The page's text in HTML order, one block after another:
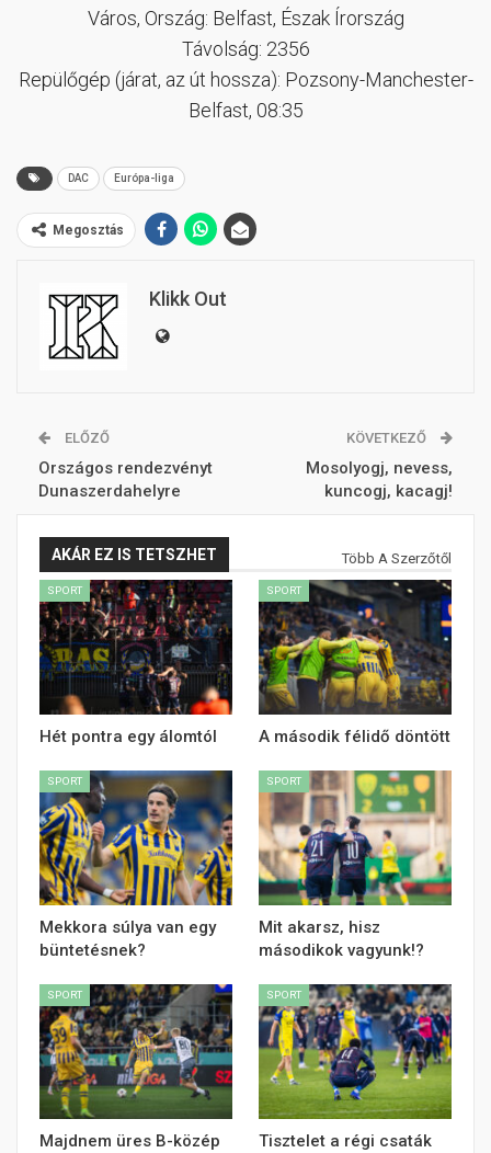
Város, Ország: Belfast, Észak Írország
Távolság: 2356
Repülőgép (járat, az út hossza): Pozsony-Manchester-
Belfast, 08:35
DAC Európa-liga
Megosztás
Klikk Out
ELŐZŐ
Országos rendezvényt
Dunaszerdahelyre
KÖVETKEZŐ
Mosolyogj, nevess,
kuncogj, kacagj!
AKÁR EZ IS TETSZHET Több A Szerzőtől
SPORT
Hét pontra egy álomtól
SPORT
A második félidő döntött
SPORT
Mekkora súlya van egy
büntetésnek?
SPORT
Mit akarsz, hisz
másodikok vagyunk!?
SPORT
Majdnem üres B-közép
SPORT
Tisztelet a régi csaták